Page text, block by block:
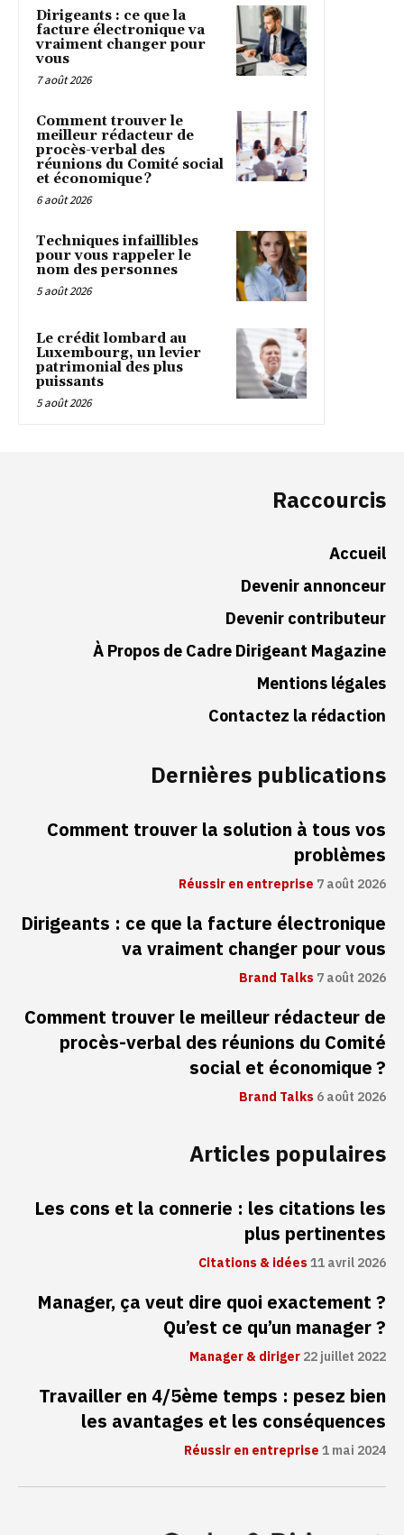
Dirigeants : ce que la
facture électronique va
vraiment changer pour
vous
7 août 2026
Comment trouver le
meilleur rédacteur de
procès-verbal des
réunions du Comité social
et économique ?
6 août 2026
Techniques infaillibles
pour vous rappeler le
nom des personnes
5 août 2026
Le crédit lombard au
Luxembourg, un levier
patrimonial des plus
puissants
5 août 2026
Raccourcis
Accueil
Devenir annonceur
Devenir contributeur
À Propos de Cadre Dirigeant Magazine
Mentions légales
Contactez la rédaction
Dernières publications
Comment trouver la solution à tous vos
problèmes
Réussir en entreprise 7 août 2026
Dirigeants : ce que la facture électronique
va vraiment changer pour vous
Brand Talks7 août 2026
Comment trouver le meilleur rédacteur de
procès-verbal des réunions du Comité
social et économique ?
Brand Talks6 août 2026
Articles populaires
Les cons et la connerie : les citations les
plus pertinentes
Citations & idées11 avril 2026
Manager, ça veut dire quoi exactement ?
Qu’est ce qu’un manager ?
Manager & diriger22 juillet 2022
Travailler en 4/5ème temps : pesez bien
les avantages et les conséquences
Réussir en entreprise1 mai 2024